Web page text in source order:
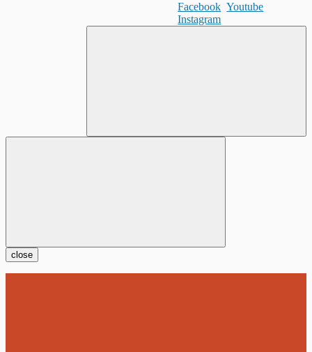
Facebook Youtube
Instagram
close